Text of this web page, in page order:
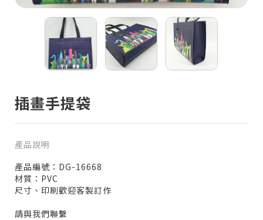
插畫手提袋
產品說明
產品編號：DG-16668
材質：PVC
尺寸、印刷歡迎客製訂作
請與我們聯繫